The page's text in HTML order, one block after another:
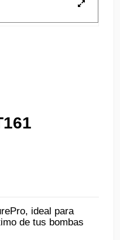
ideal para
de tus bombas